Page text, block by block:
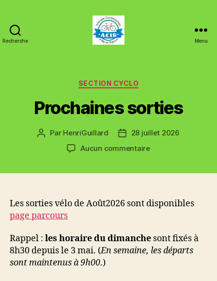
Recherche Menu
Catégories
SECTION CYCLO
Prochaines sorties
Auteur
Par HenriGuillard
Date28 juillet 2026
Aucun commentairesur
Les sorties vélo de Août2026 sont disponibles
page parcours
Rappel : les horaire du dimanche sont fixés à
8h30 depuis le 3 mai. (En semaine, les départs
sont maintenus à 9h00.)